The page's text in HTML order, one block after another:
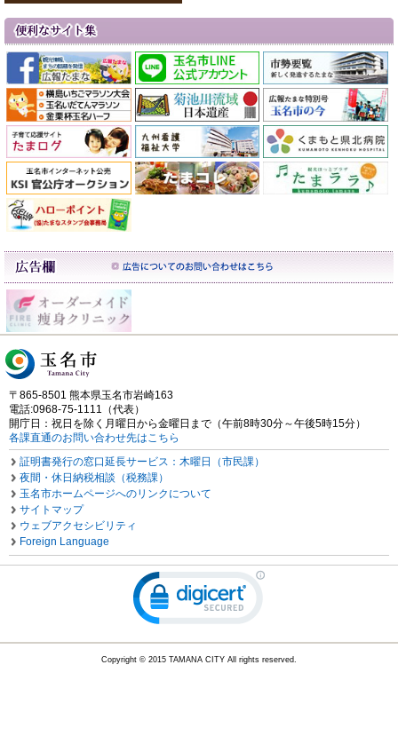
〒865-8501 熊本県玉名市岩崎163
電話:0968-75-1111（代表）
開庁日：祝日を除く月曜日から金曜日まで（午前8時30分～午後5時15分）
各課直通のお問い合わせ先はこちら
証明書発行の窓口延長サービス：木曜日（市民課）
夜間・休日納税相談（税務課）
玉名市ホームページへのリンクについて
サイトマップ
ウェブアクセシビリティ
Foreign Language
Copyright © 2015 TAMANA CITY All rights reserved.